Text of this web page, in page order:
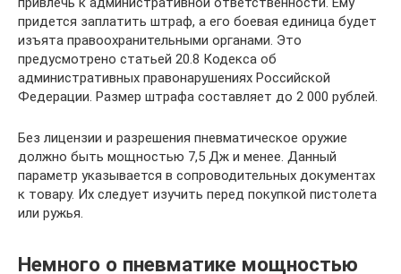
придется заплатить штраф, а его боевая единица будет
изъята правоохранительными органами. Это
предусмотрено статьей 20.8 Кодекса об
административных правонарушениях Российской
Федерации. Размер штрафа составляет до 2 000 рублей.
Без лицензии и разрешения пневматическое оружие
должно быть мощностью 7,5 Дж и менее. Данный
параметр указывается в сопроводительных документах
к товару. Их следует изучить перед покупкой пистолета
или ружья.
Немного о пневматике мощностью